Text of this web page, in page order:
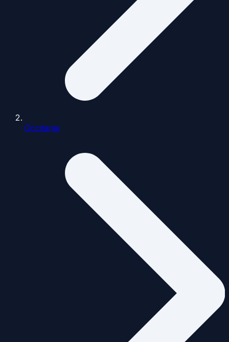
Occitanie